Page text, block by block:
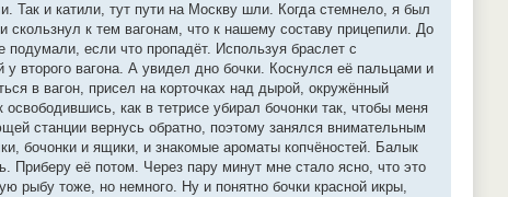
Так и катили, тут пути на Москву шли. Когда стемнело, я был
скользнул к тем вагонам, что к нашему составу прицепили. До
если что пропадёт. Используя браслет с
второго вагона. А увидел дно бочки. Коснулся её пальцами и
в вагон, присел на корточках над дырой, окружённый
как в тетрисе убирал бочонки так, чтобы меня
станции вернусь обратно, поэтому занялся внимательным
бочонки и ящики, и знакомые ароматы копчёностей. Балык
Приберу её потом. Через пару минут мне стало ясно, что это
тоже, но немного. Ну и понятно бочки красной икры,